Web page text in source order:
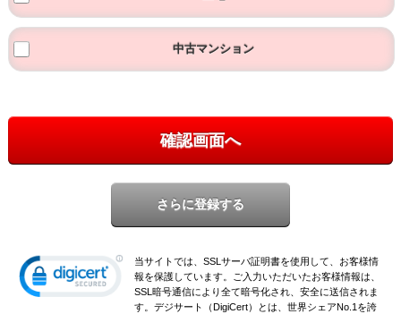
中古マンション
確認画面へ
当サイトでは、SSLサーバ証明書を使用して、お客様情
報を保護しています。ご入力いただいたお客様情報は、
SSL暗号通信により全て暗号化され、安全に送信されま
す。デジサート（DigiCert）とは、世界シェアNo.1を誇